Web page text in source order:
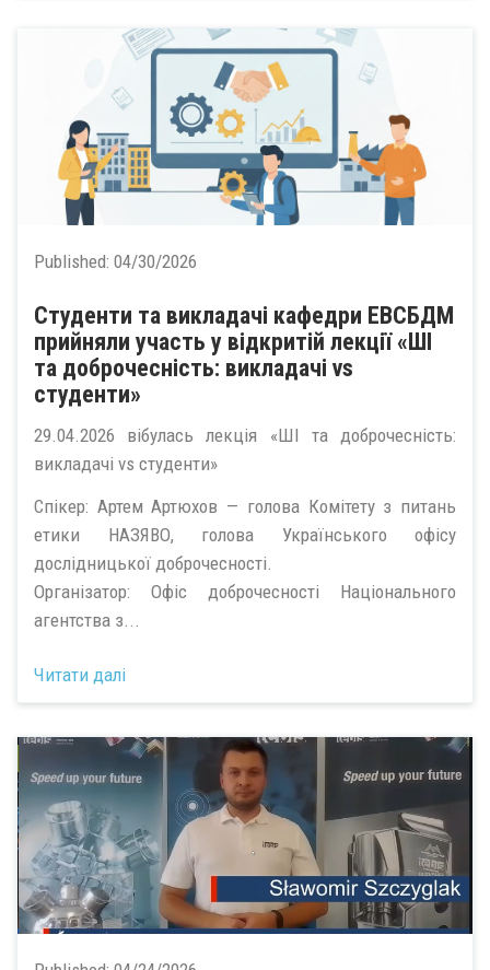
Published: 04/30/2026
Студенти та викладачі кафедри ЕВСБДМ
прийняли участь у відкритій лекції «ШІ
та доброчесність: викладачі vs
студенти»
29.04.2026 вібулась лекція «ШІ та доброчесність:
викладачі vs студенти»
Спікер: Артем Артюхов — голова Комітету з питань
етики НАЗЯВО, голова Українського офісу
дослідницької доброчесності.
Організатор: Офіс доброчесності Національного
агентства з...
Читати далі